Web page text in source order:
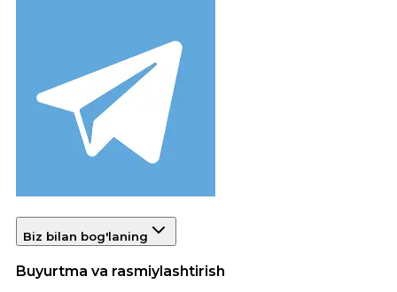
Biz bilan bog'laning
Buyurtma va rasmiylashtirish